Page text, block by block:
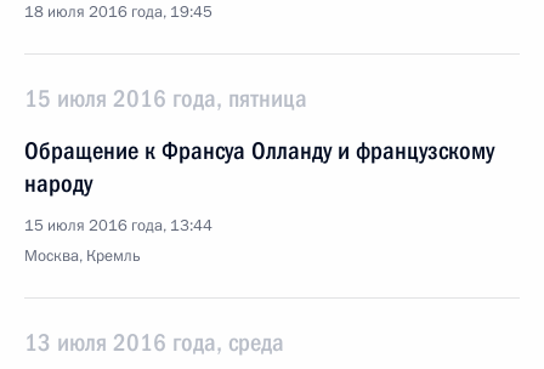
18 июля 2016 года, 19:45
15 июля 2016 года, пятница
Обращение к Франсуа Олланду и французскому
народу
15 июля 2016 года, 13:44
Москва, Кремль
13 июля 2016 года, среда